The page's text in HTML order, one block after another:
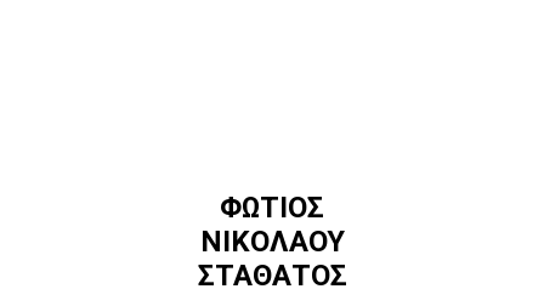
ΦΩΤΙΟΣ
ΝΙΚΟΛΑΟΥ
ΣΤΑΘΑΤΟΣ